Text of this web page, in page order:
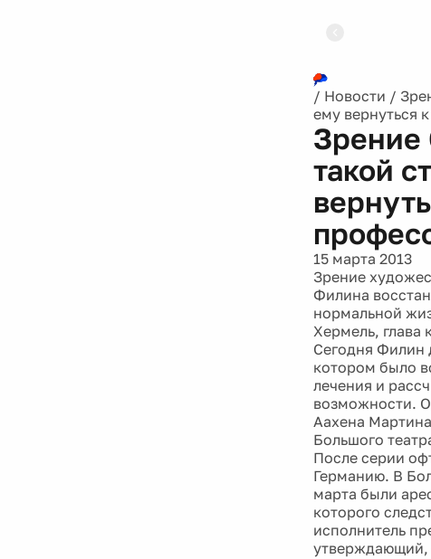
/ Новости /
ему вернуться
Зрение
такой
15 марта 2013
Зрение
Филина
нормальной
Хермель, глава
Сегодня Филин
котором было
лечения и
возможности.
Аахена
Большого
После серии
Германию. В
марта были
которого
исполнитель
утверждающий,